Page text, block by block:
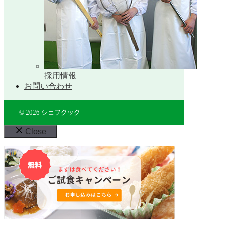
採用情報
お問い合わせ
© 2026 シェフクック
Close